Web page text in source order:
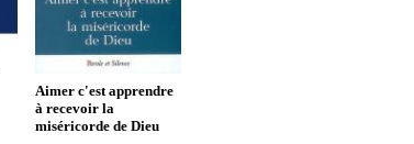
Aimer c'est apprendre
à recevoir la
miséricorde de Dieu